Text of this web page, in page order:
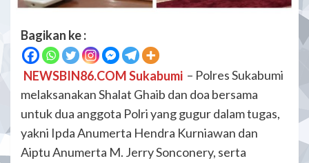
Bagikan ke :
NEWSBIN86.COM Sukabumi – Polres Sukabumi
melaksanakan Shalat Ghaib dan doa bersama
untuk dua anggota Polri yang gugur dalam tugas,
yakni Ipda Anumerta Hendra Kurniawan dan
Aiptu Anumerta M. Jerry Sonconery, serta